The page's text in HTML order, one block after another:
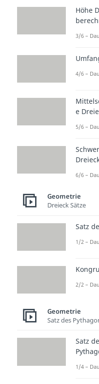
zum
Du
noch
die
Höhe
3/6 –
4/6 –
e
5/6 –
6/6 –
Geometrie
Dreieck Sätze
Satz
1/2 –
2/2 –
Geometrie
Satz des
Satz
1/4 –